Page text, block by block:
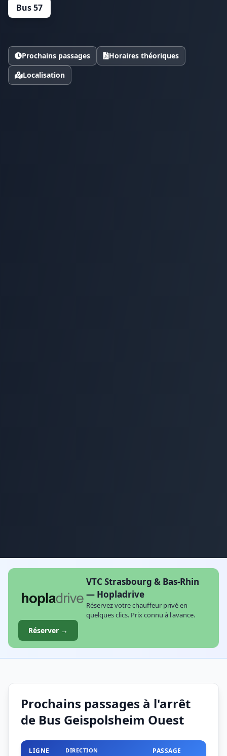
Bus 57
Prochains passages
Horaires théoriques
Localisation
VTC Strasbourg & Bas-Rhin
— Hopladrive
Réservez votre chauffeur privé en
quelques clics. Prix connu à l'avance.
Réserver →
Prochains passages à l'arrêt
de Bus Geispolsheim Ouest
LIGNE DIRECTION PASSAGE